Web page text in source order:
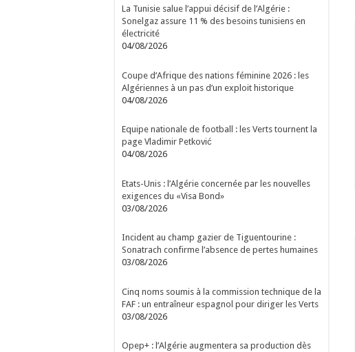
La Tunisie salue l’appui décisif de l’Algérie :
Sonelgaz assure 11 % des besoins tunisiens en
électricité
04/08/2026
Coupe d’Afrique des nations féminine 2026 : les
Algériennes à un pas d’un exploit historique
04/08/2026
Equipe nationale de football : les Verts tournent la
page Vladimir Petković
04/08/2026
Etats-Unis : l’Algérie concernée par les nouvelles
exigences du «Visa Bond»
03/08/2026
Incident au champ gazier de Tiguentourine :
Sonatrach confirme l’absence de pertes humaines
03/08/2026
Cinq noms soumis à la commission technique de la
FAF : un entraîneur espagnol pour diriger les Verts
03/08/2026
Opep+ : l’Algérie augmentera sa production dès